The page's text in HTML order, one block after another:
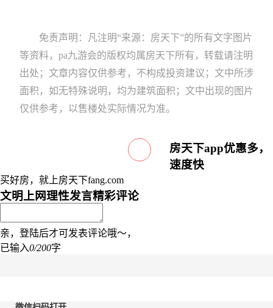
免责声明：凡注明“来源：房天下”的所有文字图片
等资料，pa九游会的版权均属房天下所有，转载请注明
出处；文章内容仅供参考，不构成投资建议；文中所涉
面积，如无特殊说明，均为建筑面积；文中出现的图片
仅供参考，以售楼处实际情况为准。
房天下app优惠多，
速度快
买好房，就上房天下fang.com
文明上网理性发言精彩评论
亲，登陆后才可发表评论哦～，
已输入0/200字